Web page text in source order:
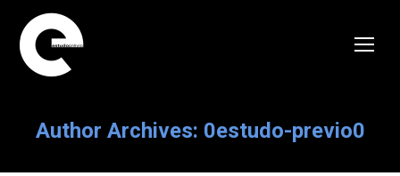
Author Archives: 0estudo-previo0